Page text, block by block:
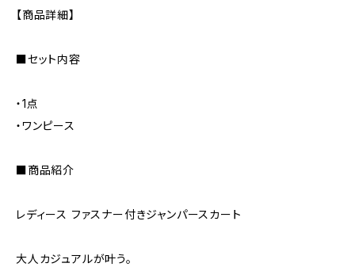
【商品詳細】
■セット内容
・1点
・ワンピース
■商品紹介
レディース ファスナー付きジャンパースカート
大人カジュアルが叶う。